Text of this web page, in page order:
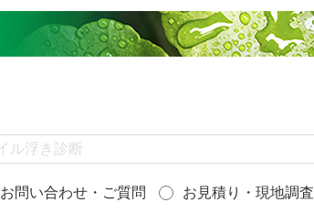
お問い合わせ・ご質問 お見積り・現地調査